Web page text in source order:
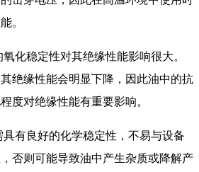
。
化稳定性对其绝缘性能影响很大。
绝缘性能会明显下降，因此油中的抗
度对绝缘性能有重要影响。
有良好的化学稳定性，不易与设备
否则可能导致油中产生杂质或降解产